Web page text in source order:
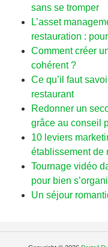
sans se tromper
L’asset
restauration :
Comment créer
cohérent ?
Ce qu’il faut
restaurant
Redonner un
grâce au conseil
10 leviers
établissement de
Tournage vidéo
pour bien
Un séjour